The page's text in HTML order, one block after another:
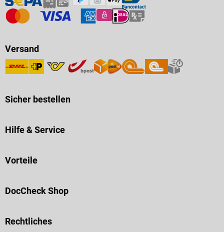
Versand
Sicher bestellen
Hilfe & Service
Vorteile
DocCheck Shop
Rechtliches